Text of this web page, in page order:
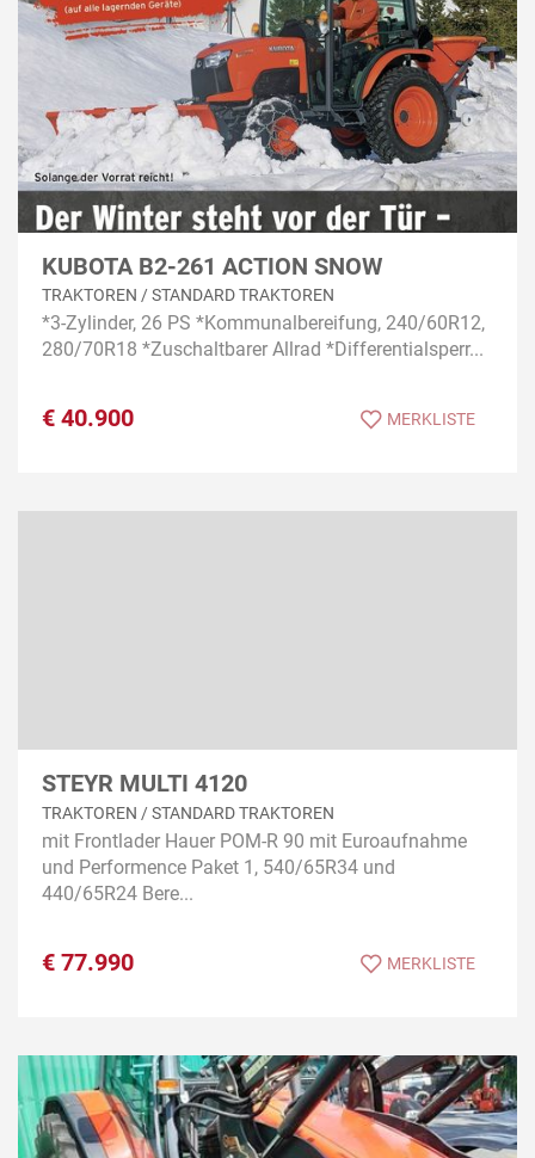
KUBOTA B2-261 ACTION SNOW
TRAKTOREN / STANDARD TRAKTOREN
*3-Zylinder, 26 PS *Kommunalbereifung, 240/60R12,
280/70R18 *Zuschaltbarer Allrad *Differentialsperr...
€ 40.900 MERKLISTE
STEYR MULTI 4120
TRAKTOREN / STANDARD TRAKTOREN
mit Frontlader Hauer POM-R 90 mit Euroaufnahme
und Performence Paket 1, 540/65R34 und
440/65R24 Bere...
€ 77.990 MERKLISTE